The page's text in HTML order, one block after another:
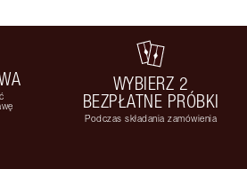
WYBIERZ 2
BEZPŁATNE PRÓBKI
Podczas składania zamówienia